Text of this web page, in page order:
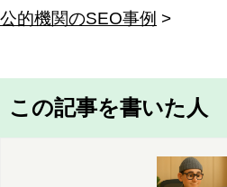
公的機関のSEO事例 >
この記事を書いた人